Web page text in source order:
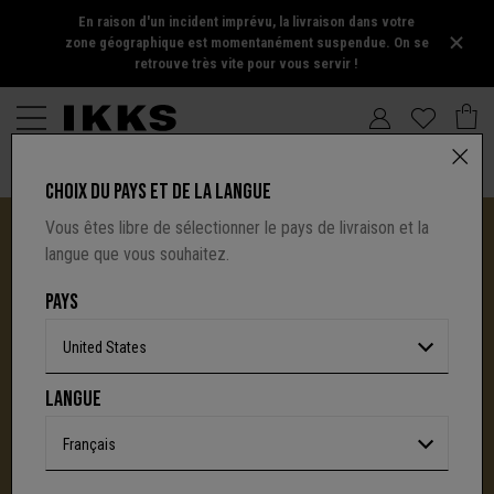
En raison d'un incident imprévu, la livraison dans votre
zone géographique est momentanément suspendue. On se
retrouve très vite pour vous servir !
UNE NOUVELLE PAGE S'ÉCRIT AVEC IKKS
C'est la fin d'une aventure : le site I.Code ferme
définitivement.Mais l'audace, la créativité
CHOIX DU PAYS ET DE LA LANGUE
Vous êtes libre de sélectionner le pays de livraison et la
langue que vous souhaitez.
PAYS
United States
LANGUE
Français